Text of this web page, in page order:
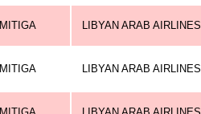
MITIGA LIBYAN ARAB AIRLINES
MITIGA LIBYAN ARAB AIRLINES